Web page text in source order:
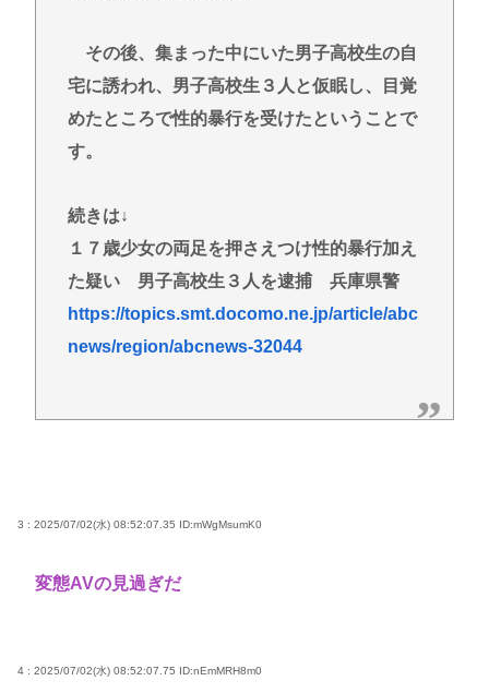
その後、集まった中にいた男子高校生の自
宅に誘われ、男子高校生３人と仮眠し、目覚
めたところで性的暴行を受けたということで
す。
続きは↓
１７歳少女の両足を押さえつけ性的暴行加え
た疑い 男子高校生３人を逮捕 兵庫県警
https://topics.smt.docomo.ne.jp/article/abc
news/region/abcnews-32044
3 : 2025/07/02(水) 08:52:07.35 ID:mWgMsumK0
変態AVの見過ぎだ
4 : 2025/07/02(水) 08:52:07.75 ID:nEmMRH8m0